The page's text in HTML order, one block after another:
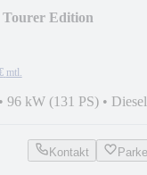
Edition
mtl.
• 96 kW (131 PS) • Diesel
Kontakt